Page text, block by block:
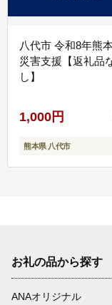
八代市 令和8年熊
災害支援【返礼品
し】
1,000円
熊本県 八代市
お礼の品から探す
ANAオリジナル